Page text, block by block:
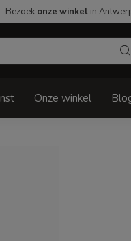
Bezoek onze winkel in
Onze winkel